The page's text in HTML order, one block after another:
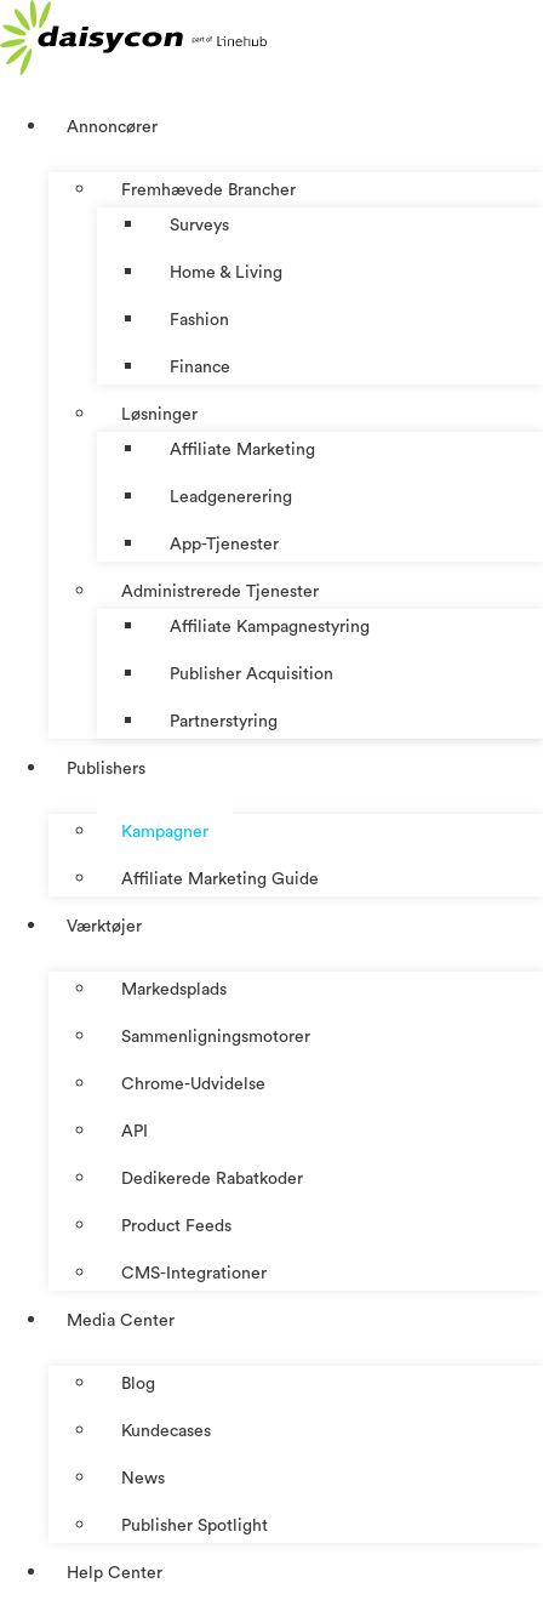
Videre
til
indhold
Annoncører
Fremhævede Brancher
Surveys
Home & Living
Fashion
Finance
Løsninger
Affiliate Marketing
Leadgenerering
App-Tjenester
Administrerede Tjenester
Affiliate Kampagnestyring
Publisher Acquisition
Partnerstyring
Publishers
Kampagner
Affiliate Marketing Guide
Værktøjer
Markedsplads
Sammenligningsmotorer
Chrome-Udvidelse
API
Dedikerede Rabatkoder
Product Feeds
CMS-Integrationer
Media Center
Blog
Kundecases
News
Publisher Spotlight
Help Center